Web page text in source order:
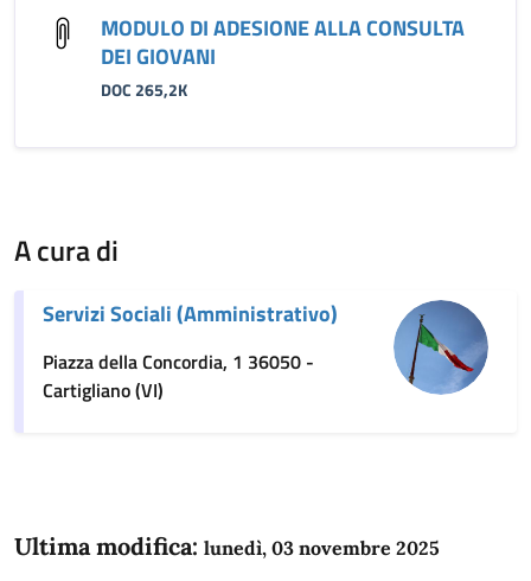
MODULO DI ADESIONE ALLA CONSULTA
DEI GIOVANI
DOC 265,2K
A cura di
Servizi Sociali (Amministrativo)
Piazza della Concordia, 1 36050 -
Cartigliano (VI)
Ultima modifica: lunedì, 03 novembre 2025